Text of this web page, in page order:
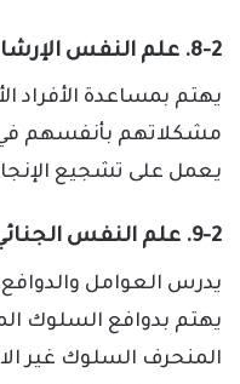
8-2. علم النفس الإرشادي Counseling psychology
يهتم بمساعدة الأفراد
مشكلاتهم بأنفسهم في
يعمل على تشجيع
9-2. علم النفس الجنائي Criminal psychology
يدرس العوامل والدوافع
يهتم بدوافع السلوك
المنحرف السلوك غير